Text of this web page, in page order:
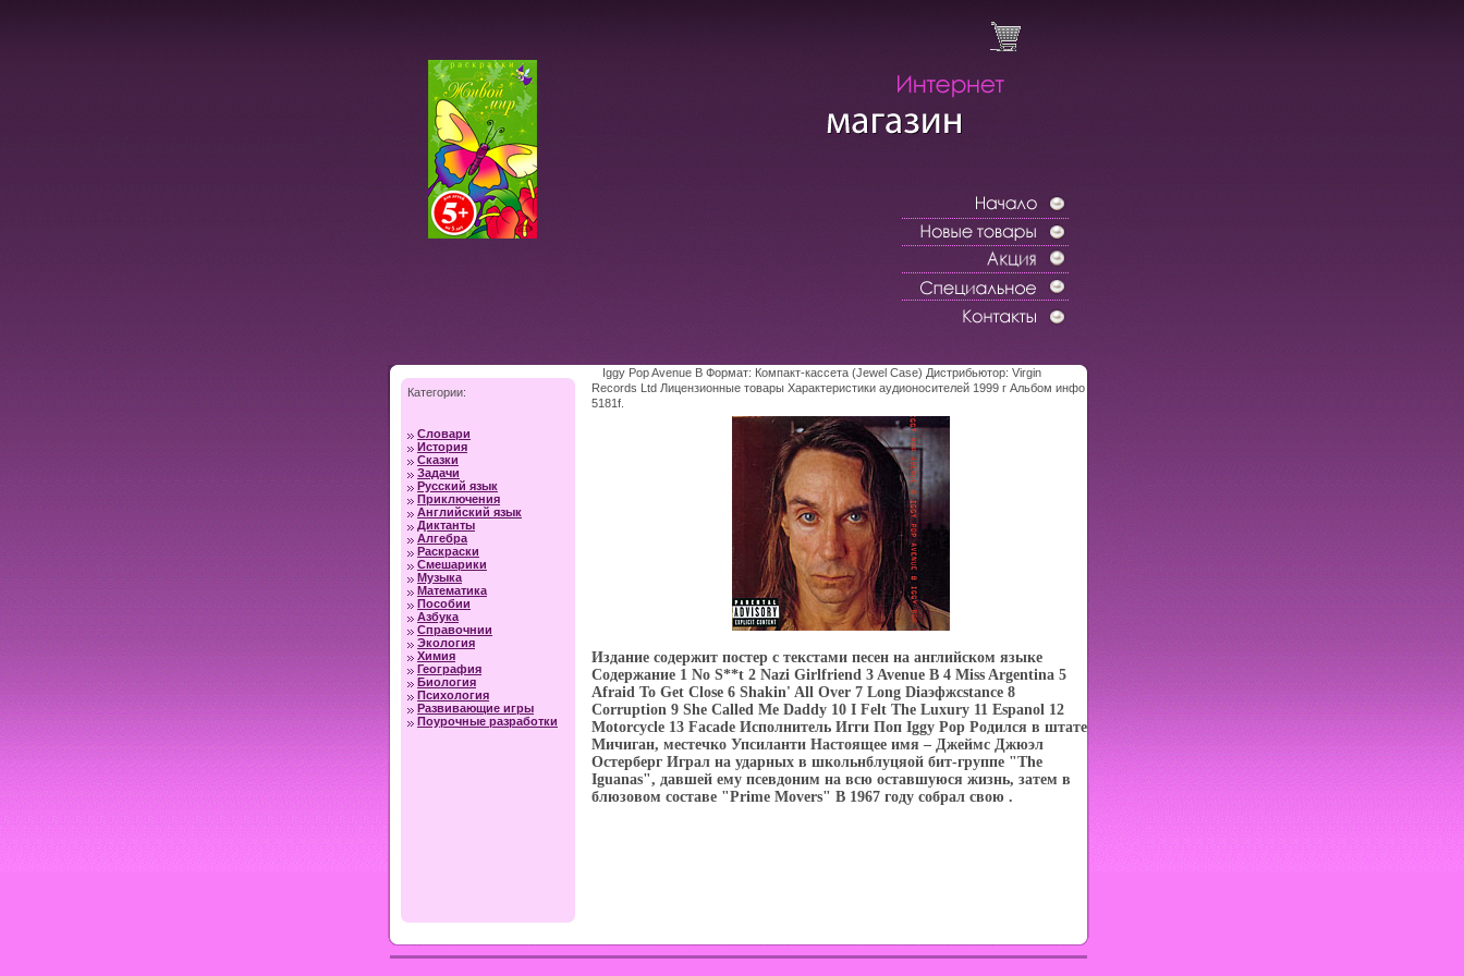
Категории:
Словари
История
Сказки
Задачи
Русский язык
Приключения
Английский язык
Диктанты
Алгебра
Раскраски
Смешарики
Музыка
Математика
Пособии
Азбука
Справочнии
Экология
Химия
География
Биология
Психология
Развивающие игры
Поурочные разработки
Iggy Pop Avenue B Формат: Компакт-кассета (Jewel Case) Дистрибьютор: Virgin
Records Ltd Лицензионные товары Характеристики аудионосителей 1999 г Альбом инфо
5181f.
Издание содержит постер с текстами песен на английском языке
Содержание 1 No S**t 2 Nazi Girlfriend 3 Avenue B 4 Miss Argentina 5
Afraid To Get Close 6 Shakin' All Over 7 Long Diаэфжсstance 8
Corruption 9 She Called Me Daddy 10 I Felt The Luxury 11 Espanol 12
Motorcycle 13 Facade Исполнитель Игги Поп Iggy Pop Родился в штате
Мичиган, местечко Упсиланти Настоящее имя – Джеймс Джюэл
Остерберг Играл на ударных в школьнблуцяой бит-группе "The
Iguanas", давшей ему псевдоним на всю оставшуюся жизнь, затем в
блюзовом составе "Prime Movers" В 1967 году собрал свою .